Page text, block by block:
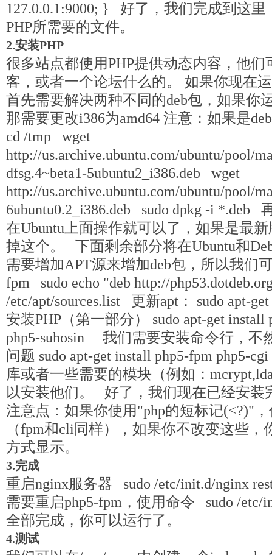
127.0.0.1:9000; } 好了，我们完成到这
PHP所需要的文件。
2.安装PHP
很多站点都使用PHP提供动态内容，他
客，或者一个论坛什么的。 如果你现在
首先需要解决两种不同的deb包，如果你
那需要更改i386为amd64 注意：如果是
cd /tmp wget
http://us.archive.ubuntu.com/ubuntu/pool/
dfsg.4~beta1-5ubuntu2_i386.deb wget
http://us.archive.ubuntu.com/ubuntu/pool/
6ubuntu0.2_i386.deb sudo dpkg -i *.deb
在Ubuntu上面操作就可以了，如果是最
掉这个。 下面剩余部分将在Ubuntu和
需要增加APT源来增加deb包，所以我们
fpm sudo echo "deb http://
/etc/apt/sources.list 更新apt： sudo apt-
安装PHP（第一部分） sudo apt-get install
php5-suhosin 我们需要安装命令行，不
问题 sudo apt-get install php5-fpm php5-
库或者一些需要的模块（例如：
以安装他们。 好了，我们现在已经安装
注意点：如果你使用"php的短标记(<?)"
（fpm和cli同样），如果你不改变这些，
方式显示。
3.完成
重启nginx服务器 sudo /etc/init.d/nginx
需要重启php5-fpm，使用命令 sudo /etc/
全部完成，你可以运行了。
4.测试